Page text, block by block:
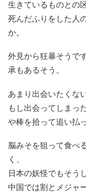
生きているものとの
死んだふりをした人
か。
外見から狂暴そうで
承もあるそう。
あまり出会いたくな
もし出会ってしまっ
や棒を拾って追い払
脳みそを狙って食べ
く、
日本の妖怪でもそう
中国では割とメジャ